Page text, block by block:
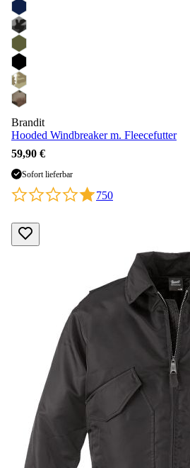
Brandit
Hooded Windbreaker m. Fleecefutter
59,90 €
Sofort lieferbar
750